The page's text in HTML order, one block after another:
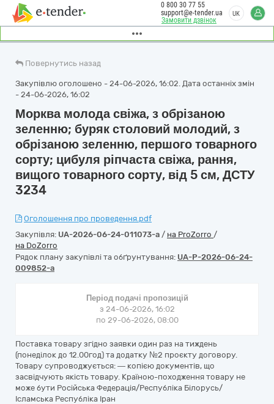
Замовити дзвінок
0 800 30 77 55
support@e-tender.ua
UK
Повернутись назад
Закупівлю оголошено - 24-06-2026, 16:02. Дата останніх змін
- 24-06-2026, 16:02
Морква молода свіжа, з обрізаною
зеленню; буряк столовий молодий, з
обрізаною зеленню, першого товарного
сорту; цибуля ріпчаста свіжа, рання,
вищого товарного сорту, від 5 см, ДСТУ
3234
Оголошення про проведення.pdf
Закупівля: UA-2026-06-24-011073-a / на ProZorro /
на DoZorro
Рядок плану закупівлі та обґрунтування: UA-P-2026-06-24-
009852-a
Період подачі пропозицій
з 24-06-2026, 16:02
по 29-06-2026, 08:00
Поставка товару згідно заявки один раз на тиждень
(понеділок до 12.00год) та додатку №2 проєкту договору.
Товару супроводжується: — копією документів, що
засвідчують якість товару. Країною-походження товару не
може бути Російська Федерація/Республіка Білорусь/
Ісламська Республіка Іран